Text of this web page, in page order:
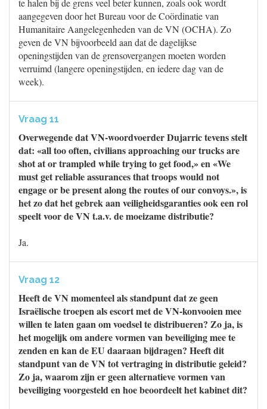
te halen bij de grens veel beter kunnen, zoals ook wordt
aangegeven door het Bureau voor de Coördinatie van
Humanitaire Aangelegenheden van de VN (OCHA). Zo
geven de VN bijvoorbeeld aan dat de dagelijkse
openingstijden van de grensovergangen moeten worden
verruimd (langere openingstijden, en iedere dag van de
week).
Vraag 11
Overwegende dat VN-woordvoerder Dujarric tevens stelt
dat: «all too often, civilians approaching our trucks are
shot at or trampled while trying to get food,» en «We
must get reliable assurances that troops would not
engage or be present along the routes of our convoys.», is
het zo dat het gebrek aan veiligheidsgaranties ook een rol
speelt voor de VN t.a.v. de moeizame distributie?
Ja.
Vraag 12
Heeft de VN momenteel als standpunt dat ze geen
Israëlische troepen als escort met de VN-konvooien mee
willen te laten gaan om voedsel te distribueren? Zo ja, is
het mogelijk om andere vormen van beveiliging mee te
zenden en kan de EU daaraan bijdragen? Heeft dit
standpunt van de VN tot vertraging in distributie geleid?
Zo ja, waarom zijn er geen alternatieve vormen van
beveiliging voorgesteld en hoe beoordeelt het kabinet dit?